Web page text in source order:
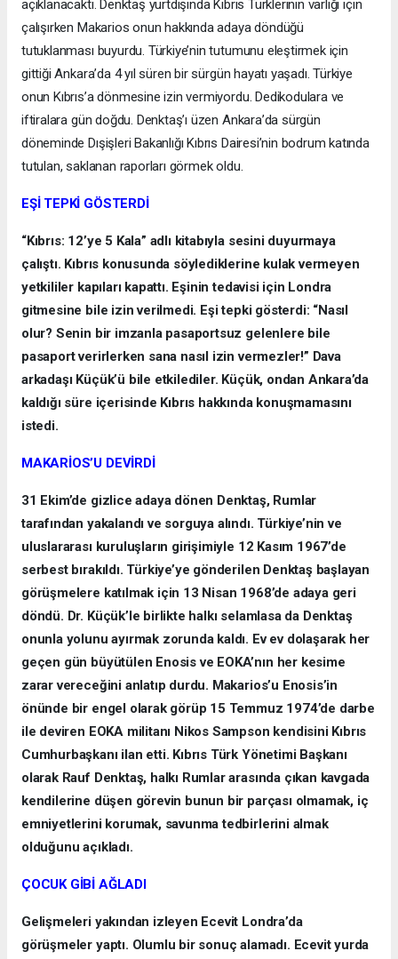
açıklanacaktı. Denktaş yurtdışında Kıbrıs Türklerinin varlığı için
çalışırken Makarios onun hakkında adaya döndüğü
tutuklanması buyurdu. Türkiye’nin tutumunu eleştirmek için
gittiği Ankara’da 4 yıl süren bir sürgün hayatı yaşadı. Türkiye
onun Kıbrıs’a dönmesine izin vermiyordu. Dedikodulara ve
iftiralara gün doğdu. Denktaş’ı üzen Ankara’da sürgün
döneminde Dışişleri Bakanlığı Kıbrıs Dairesi’nin bodrum katında
tutulan, saklanan raporları görmek oldu.
EŞİ TEPKİ GÖSTERDİ
“Kıbrıs: 12’ye 5 Kala” adlı kitabıyla sesini duyurmaya
çalıştı. Kıbrıs konusunda söylediklerine kulak vermeyen
yetkililer kapıları kapattı. Eşinin tedavisi için Londra
gitmesine bile izin verilmedi. Eşi tepki gösterdi: “Nasıl
olur? Senin bir imzanla pasaportsuz gelenlere bile
pasaport verirlerken sana nasıl izin vermezler!” Dava
arkadaşı Küçük’ü bile etkilediler. Küçük, ondan Ankara’da
kaldığı süre içerisinde Kıbrıs hakkında konuşmamasını
istedi.
MAKARİOS’U DEVİRDİ
31 Ekim’de gizlice adaya dönen Denktaş, Rumlar
tarafından yakalandı ve sorguya alındı. Türkiye’nin ve
uluslararası kuruluşların girişimiyle 12 Kasım 1967’de
serbest bırakıldı. Türkiye’ye gönderilen Denktaş başlayan
görüşmelere katılmak için 13 Nisan 1968’de adaya geri
döndü. Dr. Küçük’le birlikte halkı selamlasa da Denktaş
onunla yolunu ayırmak zorunda kaldı. Ev ev dolaşarak her
geçen gün büyütülen Enosis ve EOKA’nın her kesime
zarar vereceğini anlatıp durdu. Makarios’u Enosis’in
önünde bir engel olarak görüp 15 Temmuz 1974’de darbe
ile deviren EOKA militanı Nikos Sampson kendisini Kıbrıs
Cumhurbaşkanı ilan etti. Kıbrıs Türk Yönetimi Başkanı
olarak Rauf Denktaş, halkı Rumlar arasında çıkan kavgada
kendilerine düşen görevin bunun bir parçası olmamak, iç
emniyetlerini korumak, savunma tedbirlerini almak
olduğunu açıkladı.
ÇOCUK GİBİ AĞLADI
Gelişmeleri yakından izleyen Ecevit Londra’da
görüşmeler yaptı. Olumlu bir sonuç alamadı. Ecevit yurda